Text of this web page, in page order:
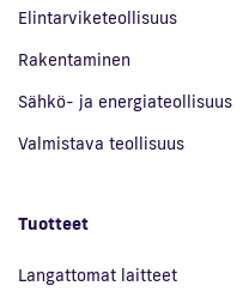
Elintarviketeollisuus
Rakentaminen
Sähkö- ja energiateollisuus
Valmistava teollisuus
Tuotteet
Langattomat laitteet